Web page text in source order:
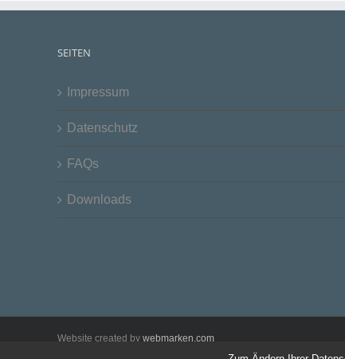
SEITEN
Impressum
Datenschutz
FAQs
Downloads
Website created by webmarken.com